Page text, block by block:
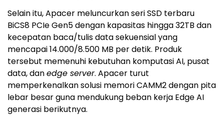
Selain itu, Apacer meluncurkan seri SSD terbaru
BiCS8 PCIe Gen5 dengan kapasitas hingga 32TB dan
kecepatan baca/tulis data sekuensial yang
mencapai 14.000/8.500 MB per detik. Produk
tersebut memenuhi kebutuhan komputasi AI, pusat
data, danedge server. Apacer turut
memperkenalkan solusi memori CAMM2 dengan pita
lebar besar guna mendukung beban kerja Edge AI
generasi berikutnya.